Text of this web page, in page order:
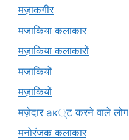
मज़ाकगीर
मजाकिया कलाकार
मज़ाकिया कलाकारों
मजाकियों
मज़ाकियों
मज़ेदार ак्ट करने वाले लोग
मनोरंजक कलाकार